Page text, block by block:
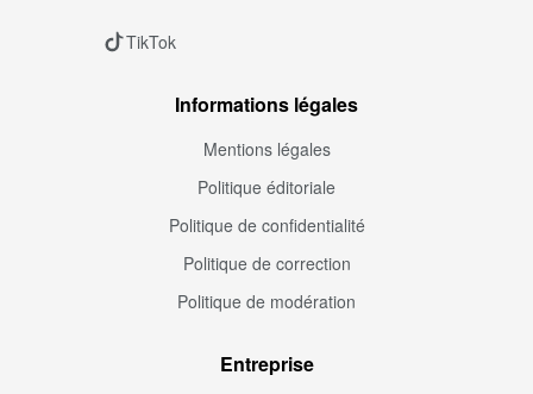
TikTok
Informations légales
Mentions légales
Politique éditoriale
Politique de confidentialité
Politique de correction
Politique de modération
Entreprise